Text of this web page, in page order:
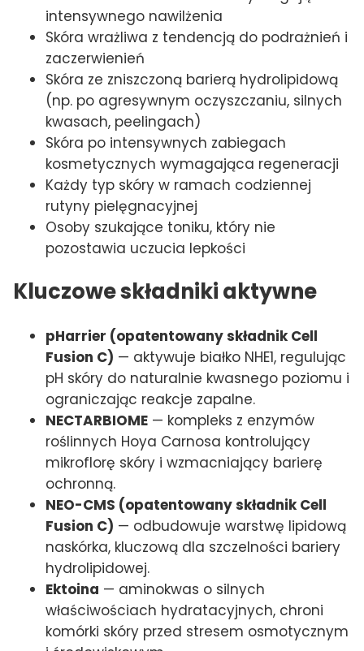
intensywnego nawilżenia
Skóra wrażliwa z tendencją do podrażnień i
zaczerwienień
Skóra ze zniszczoną barierą hydrolipidową
(np. po agresywnym oczyszczaniu, silnych
kwasach, peelingach)
Skóra po intensywnych zabiegach
kosmetycznych wymagająca regeneracji
Każdy typ skóry w ramach codziennej
rutyny pielęgnacyjnej
Osoby szukające toniku, który nie
pozostawia uczucia lepkości
Kluczowe składniki aktywne
pHarrier (opatentowany składnik Cell
Fusion C) — aktywuje białko NHE1, regulując
pH skóry do naturalnie kwasnego poziomu i
ograniczając reakcje zapalne.
NECTARBIOME — kompleks z enzymów
roślinnych Hoya Carnosa kontrolujący
mikroflorę skóry i wzmacniający barierę
ochronną.
NEO-CMS (opatentowany składnik Cell
Fusion C) — odbudowuje warstwę lipidową
naskórka, kluczową dla szczelności bariery
hydrolipidowej.
Ektoina — aminokwas o silnych
właściwościach hydratacyjnych, chroni
komórki skóry przed stresem osmotycznym